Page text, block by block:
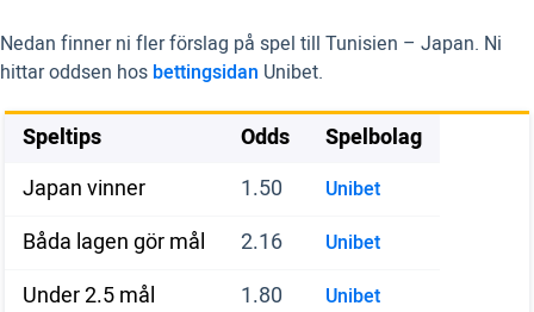
Nedan finner ni fler förslag på spel till Tunisien – Japan. Ni
hittar oddsen hos bettingsidan Unibet.
Speltips Odds
Spelbolag
Japan vinner
1.50 Unibet
Båda lagen gör mål 2.16 Unibet
Under 2.5 mål 1.80 Unibet